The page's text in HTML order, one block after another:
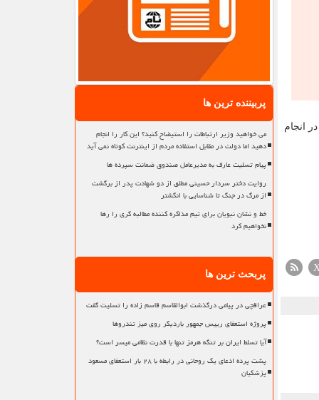
انجام
پربیننده ترین ها
می خواهید وزیر ارتباطات را استیضاح کنید؟ این کار را انجام
دهید اما دولت در مقابل استفاده مردم از اینترنت کوتاه نمی آید
پیام تسلیت عارف به مدیرعامل صندوق ضمانت سپرده ها
روایت دختر سردار حسینی مطلق از دو شهادت پدر از برگشت
از مرگ در جنگ تا شناسایی با انگشتر
خط و نشان نبویان برای تیم مذاکره کننده مطالبه گری را رها
نخواهیم کرد
پربحث ترین ها
عراقچی در پیامی درگذشت ابوالقاسم قاسم زاده را تسلیت گفت
پروژه استعفای رییس جمهور باردیگر روی میز تندروها
آیا تسلط ایران بر تنگه هرمز تنها با قدرت نظامی میسر است؟
پشت پرده ادعای یک روحانی در رابطه با ۲۸ بار استعفای مسعود
پزشکیان